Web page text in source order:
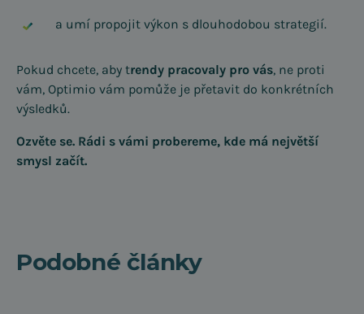
a umí propojit výkon s dlouhodobou strategií.
Pokud chcete, aby trendy pracovaly pro vás, ne proti
vám, Optimio vám pomůže je přetavit do konkrétních
výsledků.
Ozvěte se. Rádi s vámi probereme, kde má největší
smysl začít.
Podobné články